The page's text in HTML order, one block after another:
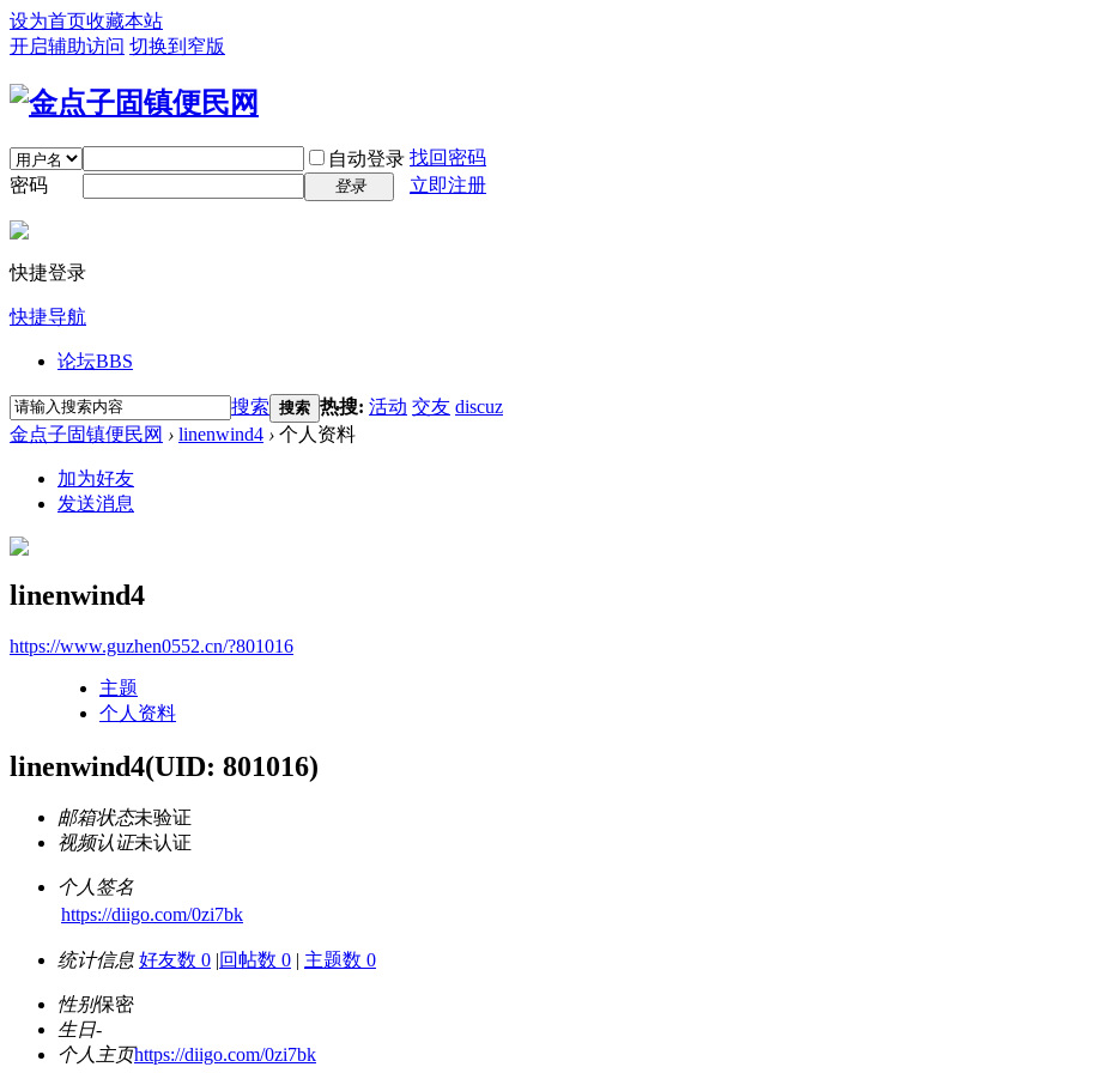
设为首页收藏本站
开启辅助访问 切换到窄版
自动登录 找回密码
密码
登录 立即注册
快捷登录
快捷导航
论坛BBS
搜索 搜索 热搜: 活动 交友 discuz
金点子固镇便民网 › linenwind4 › 个人资料
加为好友
发送消息
linenwind4
https://www.guzhen0552.cn/?801016
主题
个人资料
linenwind4(UID: 801016)
邮箱状态未验证
视频认证未认证
个人签名
https://diigo.com/0zi7bk
统计信息 好友数 0 |回帖数 0 | 主题数 0
性别保密
生日-
个人主页https://diigo.com/0zi7bk